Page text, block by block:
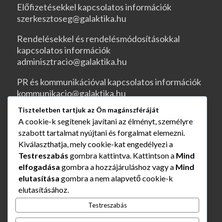
Előfizetésekkel kapcsolatos információk
szerkesztoseg@galaktika.hu
Rendelésekkel és rendelésmódosításokkal
kapcsolatos információk
adminisztracio@galaktika.hu
PR és kommunikációval kapcsolatos információk
kommunikacio@galaktika.hu
JOGI OLDALAK
ÁSZF
Rendelés és szállítás
Adatvédelmi nyilatkozat
Impresszum
Tiszteletben tartjuk az Ön magánszféráját
A cookie-k segítenek javítani az élményt, személyre
szabott tartalmat nyújtani és forgalmat elemezni.
Kiválaszthatja, mely cookie-kat engedélyezi a
Testreszabás gombra kattintva. Kattintson a Mind
elfogadása gombra a hozzájáruláshoz vagy a Mind
elutasítása gombra a nem alapvető cookie-k
elutasításához.
Testreszabás